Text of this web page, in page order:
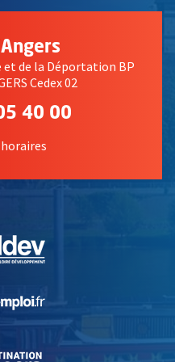
et de la Déportation BP
Cedex 02
40 00
, Ouvre une nouvelle